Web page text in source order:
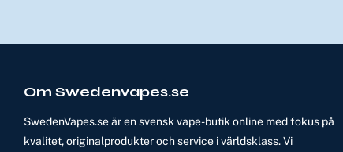
Om Swedenvapes.se
SwedenVapes.se är en svensk vape-butik online med fokus på
kvalitet, originalprodukter och service i världsklass. Vi